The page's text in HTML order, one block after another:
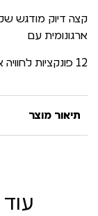
ארגונומית עם
12 פונקציות לחוויה אורגזמית בלתי נשכחת בכל פעם
תיאור מוצר